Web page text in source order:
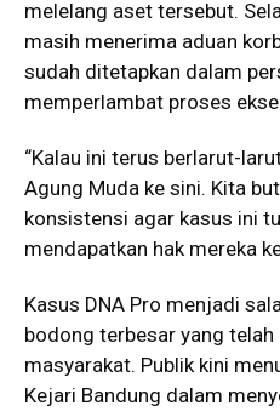
melelang aset tersebut.
masih menerima aduan
sudah ditetapkan dalam
memperlambat proses
“Kalau ini terus berlarut-
Agung Muda ke sini. Kita
konsistensi agar kasus ini
mendapatkan hak mereka
Kasus DNA Pro menjadi
bodong terbesar yang telah
masyarakat. Publik kini
Kejari Bandung dalam